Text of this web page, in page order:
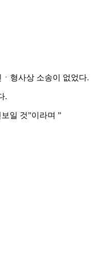
형사상 소송이 없었다.
.
일 것”이라며 ”